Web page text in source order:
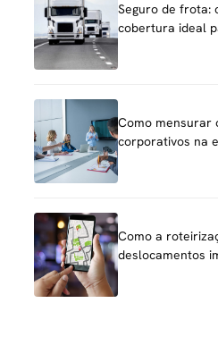
Seguro de frota:
cobertura ideal
Como mensurar
corporativos na
Como a
deslocamentos